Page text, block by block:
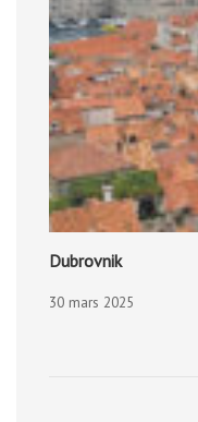
Dubrovnik
30 mars 2025